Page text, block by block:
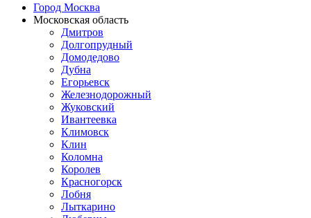
Город Москва
Московская область
Дмитров
Долгопрудный
Домодедово
Дубна
Егорьевск
Железнодорожный
Жуковский
Ивантеевка
Климовск
Клин
Коломна
Королев
Красногорск
Лобня
Лыткарино